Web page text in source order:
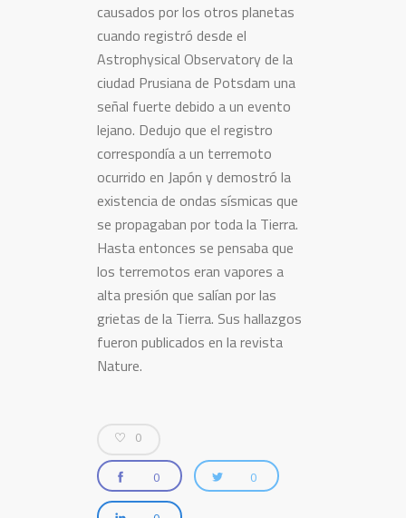
causados por los otros planetas
cuando registró desde el
Astrophysical Observatory de la
ciudad Prusiana de Potsdam una
señal fuerte debido a un evento
lejano. Dedujo que el registro
correspondía a un terremoto
ocurrido en Japón y demostró la
existencia de ondas sísmicas que
se propagaban por toda la Tierra.
Hasta entonces se pensaba que
los terremotos eran vapores a
alta presión que salían por las
grietas de la Tierra. Sus hallazgos
fueron publicados en la revista
Nature.
0
0 0